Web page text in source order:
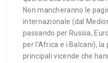
Non mancheranno le
internazionale (dal
passando per Russia,
per l’Africa e i Balcani),
principali vicende che